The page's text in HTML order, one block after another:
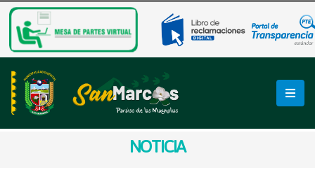
NOTICIA